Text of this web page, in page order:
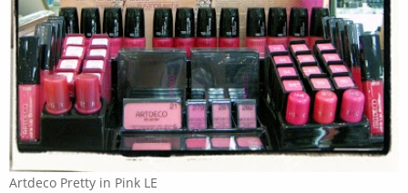
Artdeco Pretty in Pink LE